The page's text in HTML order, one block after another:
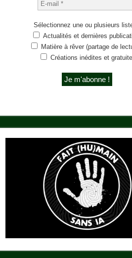
Sélectionnez une ou plusieurs
Actualités et dernières
Matière à rêver (partage de
Créations inédites et